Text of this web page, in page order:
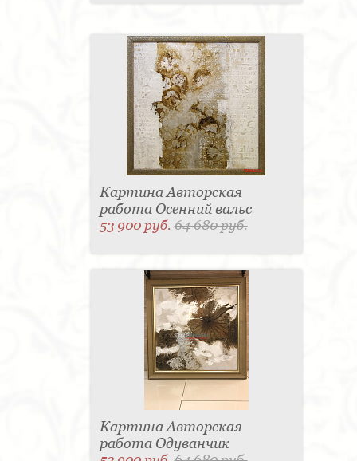
Картина Авторская
работа Осенний вальс
53 900 руб.64 680 руб.
Картина Авторская
работа Одуванчик